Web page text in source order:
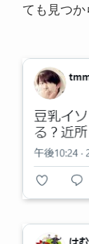
ても見つか